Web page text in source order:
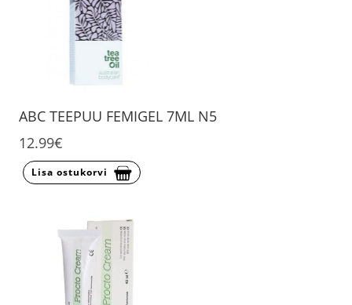
ABC TEEPUU FEMIGEL 7ML N5
12.99€
Lisa ostukorvi